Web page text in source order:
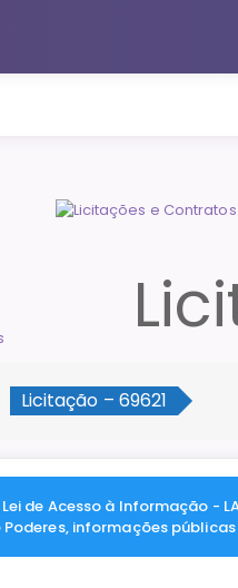
Licitação – 69621
Lei de Acesso à
informações